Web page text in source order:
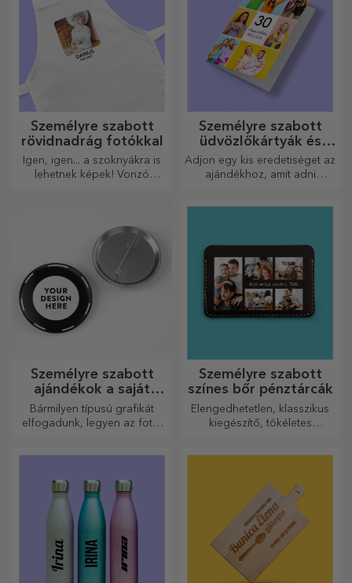
Személyre szabott
rövidnadrág fotókkal
Igen, igen... a szoknyákra is
lehetnek képek! Vonzó
Személyre szabott
üdvözlőkártyák és
képeslapok
Adjon egy kis eredetiséget az
ajándékhoz, amit adni
Személyre szabott
ajándékok a saját
grafikáiddal
Bármilyen típusú grafikát
elfogadunk, legyen az fotó,
Személyre szabott
színes bőr pénztárcák
Elengedhetetlen, klasszikus
kiegészítő, tökéletes